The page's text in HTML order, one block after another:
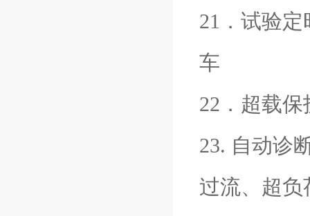
21．试验
车
22．超载
23. 自动诊
过流、超负